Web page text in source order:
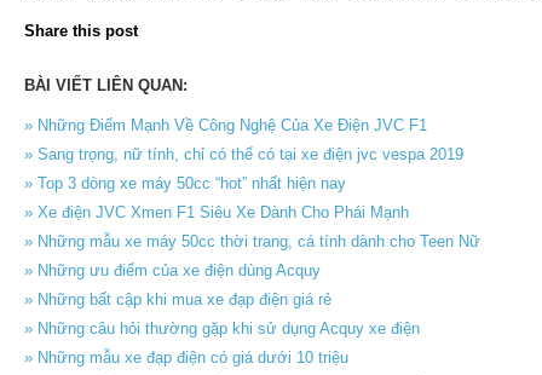
Share this post
BÀI VIẾT LIÊN QUAN:
» Những Điểm Mạnh Về Công Nghệ Của Xe Điện JVC F1
» Sang trọng, nữ tính, chỉ có thể có tại xe điện jvc vespa 2019
» Top 3 dòng xe máy 50cc “hot” nhất hiện nay
» Xe điện JVC Xmen F1 Siêu Xe Dành Cho Phái Mạnh
» Những mẫu xe máy 50cc thời trang, cá tính dành cho Teen Nữ
» Những ưu điểm của xe điện dùng Acquy
» Những bất cập khi mua xe đạp điện giá rẻ
» Những câu hỏi thường gặp khi sử dụng Acquy xe điện
» Những mẫu xe đạp điện có giá dưới 10 triệu